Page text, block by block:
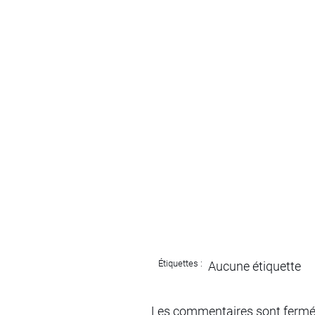
Étiquettes : Aucune étiquette
Les commentaires sont